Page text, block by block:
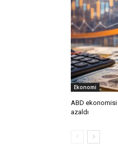
Ekonomi
ABD ekonomisi
azaldı